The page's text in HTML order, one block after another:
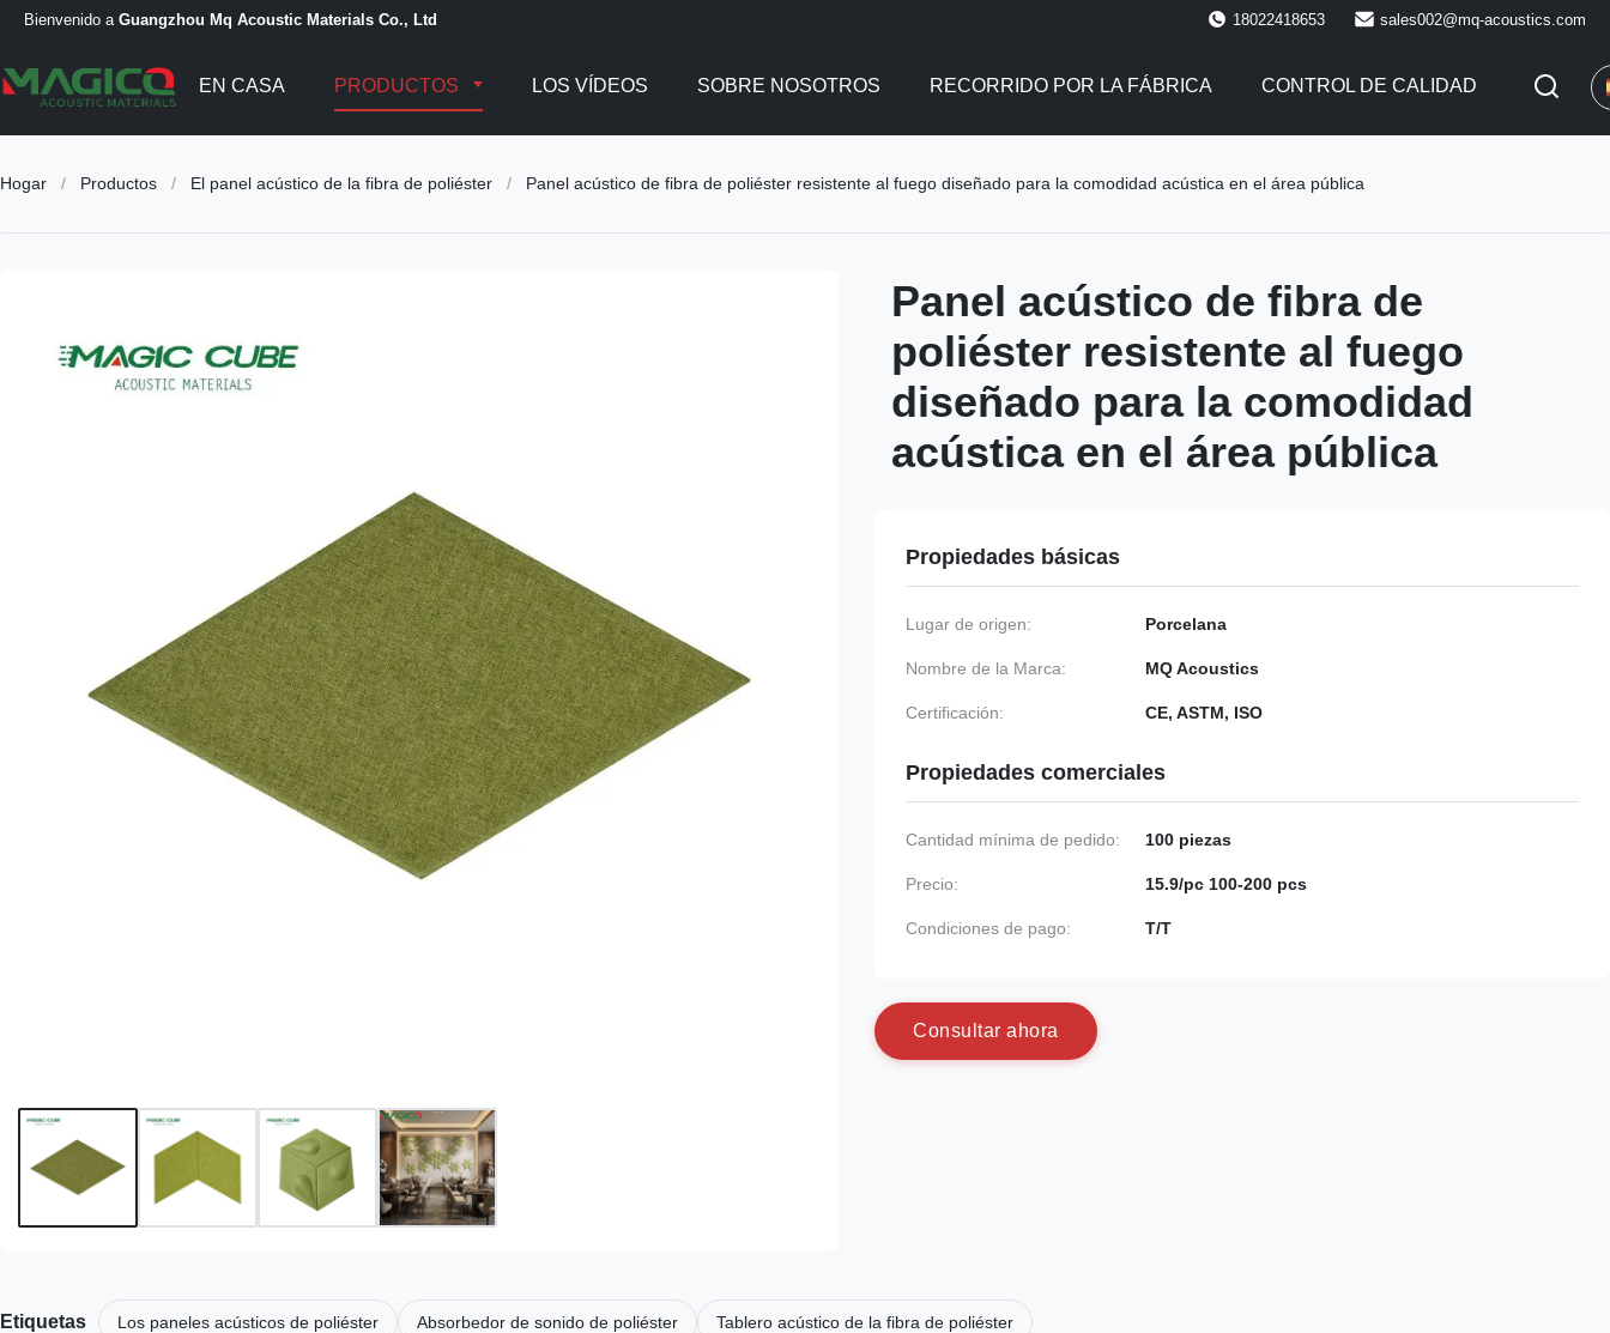
Bienvenido a Guangzhou Mq Acoustic Materials Co., Ltd 18022418653 sales002@mq-acoustics.com
EN CASA PRODUCTOS LOS VÍDEOS SOBRE NOSOTROS RECORRIDO POR LA FÁBRICA CONTROL DE CALIDAD
Hogar / Productos / El panel acústico de la fibra de poliéster / Panel acústico de fibra de poliéster resistente al fuego diseñado para la comodidad acústica en el área pública
Panel acústico de fibra de
poliéster resistente al fuego
diseñado para la comodidad
acústica en el área pública
Propiedades básicas
Lugar de origen: Porcelana
Nombre de la Marca: MQ Acoustics
Certificación: CE, ASTM, ISO
Propiedades comerciales
Cantidad mínima de pedido: 100 piezas
Precio: 15.9/pc 100-200 pcs
Condiciones de pago: T/T
Consu tar a hora
Etiquetas Los paneles acústicos de poliéster Absorbedor de sonido de poliéster Tablero acústico de la fibra de poliéster